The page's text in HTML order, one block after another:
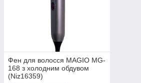
Фен для волосся MAGIO MG-
168 з холодним обдувом
(Niz16359)